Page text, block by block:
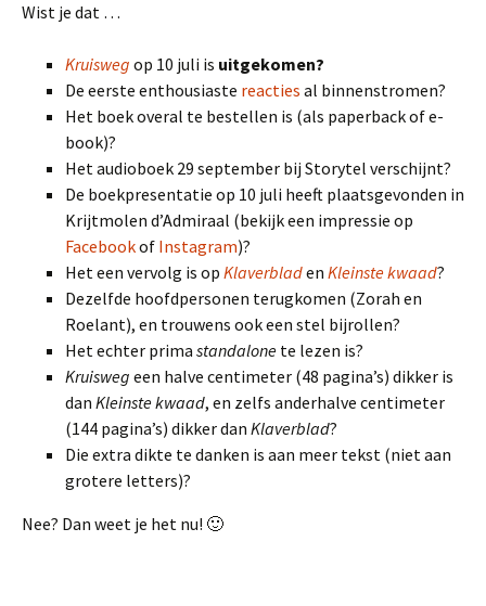
Wist je dat …
Kruisweg op 10 juli is uitgekomen?
De eerste enthousiaste reacties al binnenstromen?
Het boek overal te bestellen is (als paperback of e-
book)?
Het audioboek 29 september bij Storytel verschijnt?
De boekpresentatie op 10 juli heeft plaatsgevonden in
Krijtmolen d’Admiraal (bekijk een impressie op
Facebookof Instagram)?
Het een vervolg is op Klaverbladen Kleinste kwaad?
Dezelfde hoofdpersonen terugkomen (Zorah en
Roelant), en trouwens ook een stel bijrollen?
Het echter prima standalone te lezen is?
Kruisweg een halve centimeter (48 pagina’s) dikker is
dan Kleinste kwaad, en zelfs anderhalve centimeter
(144 pagina’s) dikker dan Klaverblad?
Die extra dikte te danken is aan meer tekst (niet aan
grotere letters)?
Nee? Dan weet je het nu! 🙂